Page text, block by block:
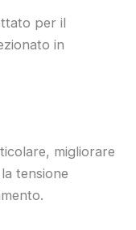
per il
in
migliorare
tensione